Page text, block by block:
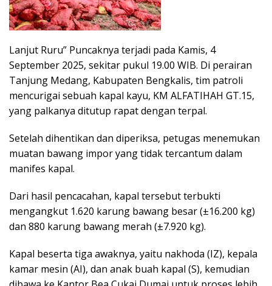
Lanjut Ruru” Puncaknya terjadi pada Kamis, 4
September 2025, sekitar pukul 19.00 WIB. Di perairan
Tanjung Medang, Kabupaten Bengkalis, tim patroli
mencurigai sebuah kapal kayu, KM ALFATIHAH GT.15,
yang palkanya ditutup rapat dengan terpal.
Setelah dihentikan dan diperiksa, petugas menemukan
muatan bawang impor yang tidak tercantum dalam
manifes kapal.
Dari hasil pencacahan, kapal tersebut terbukti
mengangkut 1.620 karung bawang besar (±16.200 kg)
dan 880 karung bawang merah (±7.920 kg).
Kapal beserta tiga awaknya, yaitu nakhoda (IZ), kepala
kamar mesin (AI), dan anak buah kapal (S), kemudian